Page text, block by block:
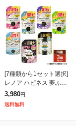
[7種類から1セット選択]
レノア ハピネス 夢ふわ
タッチ 柔軟剤 詰め替え
超特大 1285mL×3個セ
3,980円
送料無料